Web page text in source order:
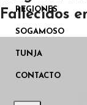
REGIONES
SOGAMOSO
TUNJA
CONTACTO
Fallecidos
BoyacáSogamoso